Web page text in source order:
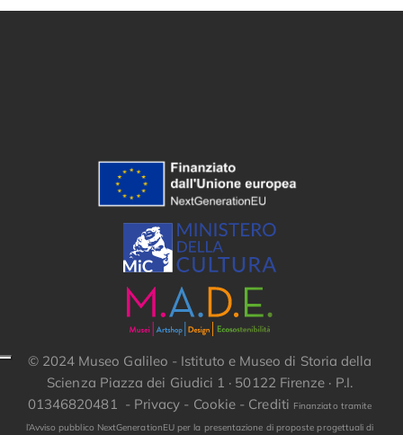
© 2024 Museo Galileo - Istituto e Museo di Storia della
Scienza Piazza dei Giudici 1 · 50122 Firenze · P.I.
01346820481 - Privacy - Cookie - Crediti Finanziato tramite
l’Avviso pubblico NextGenerationEU per la presentazione di proposte progettuali di